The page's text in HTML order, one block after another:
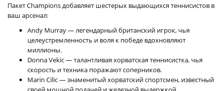
Пакет Champions добавляет шестерых выдающихся теннисистов в
ваш арсенал:
Andy Murray — легендарный британский игрок, чья
целеустремленность и воля к победе вдохновляют
миллионы.
Donna Vekic — талантливая хорватская теннисистка, чья
скорость и техника поражают соперников.
Marin Cilic — знаменитый хорватский спортсмен, известный